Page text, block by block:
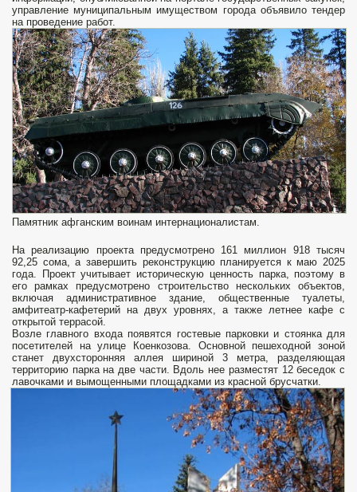
управление муниципальным имуществом города объявило тендер
на проведение работ.
Памятник афганским воинам интернационалистам.
На реализацию проекта предусмотрено 161 миллион 918 тысяч
92,25 сома, а завершить реконструкцию планируется к маю 2025
года. Проект учитывает историческую ценность парка, поэтому в
его рамках предусмотрено строительство нескольких объектов,
включая административное здание, общественные туалеты,
амфитеатр-кафетерий на двух уровнях, а также летнее кафе с
открытой террасой.
Возле главного входа появятся гостевые парковки и стоянка для
посетителей на улице Коенкозова. Основной пешеходной зоной
станет двухсторонняя аллея шириной 3 метра, разделяющая
территорию парка на две части. Вдоль нее разместят 12 беседок с
лавочками и вымощенными площадками из красной брусчатки.